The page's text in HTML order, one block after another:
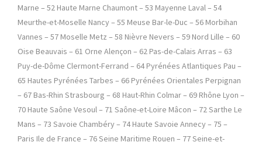
Marne – 52 Haute Marne Chaumont – 53 Mayenne Laval – 54
Meurthe-et-Moselle Nancy – 55 Meuse Bar-le-Duc – 56 Morbihan
Vannes – 57 Moselle Metz – 58 Nièvre Nevers – 59 Nord Lille – 60
Oise Beauvais – 61 Orne Alençon – 62 Pas-de-Calais Arras – 63
Puy-de-Dôme Clermont-Ferrand – 64 Pyrénées Atlantiques Pau –
65 Hautes Pyrénées Tarbes – 66 Pyrénées Orientales Perpignan
– 67 Bas-Rhin Strasbourg – 68 Haut-Rhin Colmar – 69 Rhône Lyon –
70 Haute Saône Vesoul – 71 Saône-et-Loire Mâcon – 72 Sarthe Le
Mans – 73 Savoie Chambéry – 74 Haute Savoie Annecy – 75 –
Paris Ile de France – 76 Seine Maritime Rouen – 77 Seine-et-